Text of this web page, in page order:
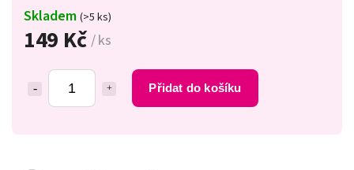
149 Kč / ks
Přidat do košíku
Skladem (>5 ks)